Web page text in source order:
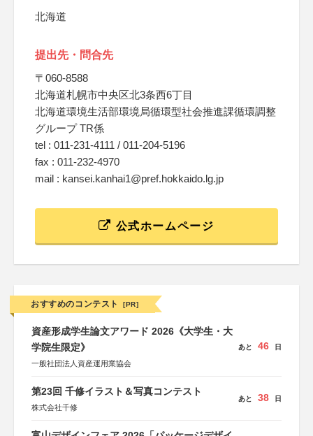
北海道
提出先・問合先
〒060-8588
北海道札幌市中央区北3条西6丁目
北海道環境生活部環境局循環型社会推進課循環調整
グループ TR係
tel : 011-231-4111 / 011-204-5196
fax : 011-232-4970
mail : kansei.kanhai1@pref.hokkaido.lg.jp
公式ホームページ
おすすめのコンテスト [PR]
資産形成学生論文アワード 2026《大学生・大
学院生限定》
一般社団法人資産運用業協会
あと 46 日
第23回 千修イラスト＆写真コンテスト
株式会社千修
あと 38 日